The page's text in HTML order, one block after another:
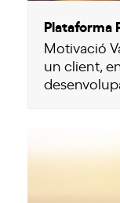
Plataforma
Motivació
un client,